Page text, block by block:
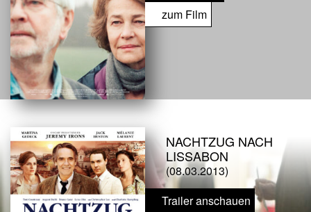
zum Film
NACHTZUG NACH
LISSABON
(08.03.2013)
Trailer anschauen